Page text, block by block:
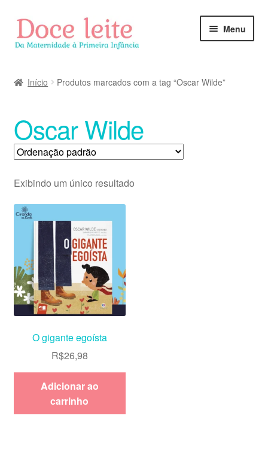
Pular
para
navegação
Pular
para
o
Menu
Início Produtos marcados com a tag “Oscar Wilde”
Oscar Wilde
Exibindo um único resultado
O gigante egoísta
R$26,98
Adicionar ao
carrinho